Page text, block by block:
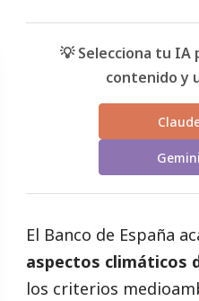
💡 Selecciona tu
contenido y
Gemini
El Banco de España
aspectos climáticos
los criterios